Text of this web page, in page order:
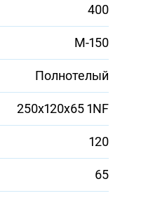
400
М-150
Полнотелый
250х120х65 1NF
120
65